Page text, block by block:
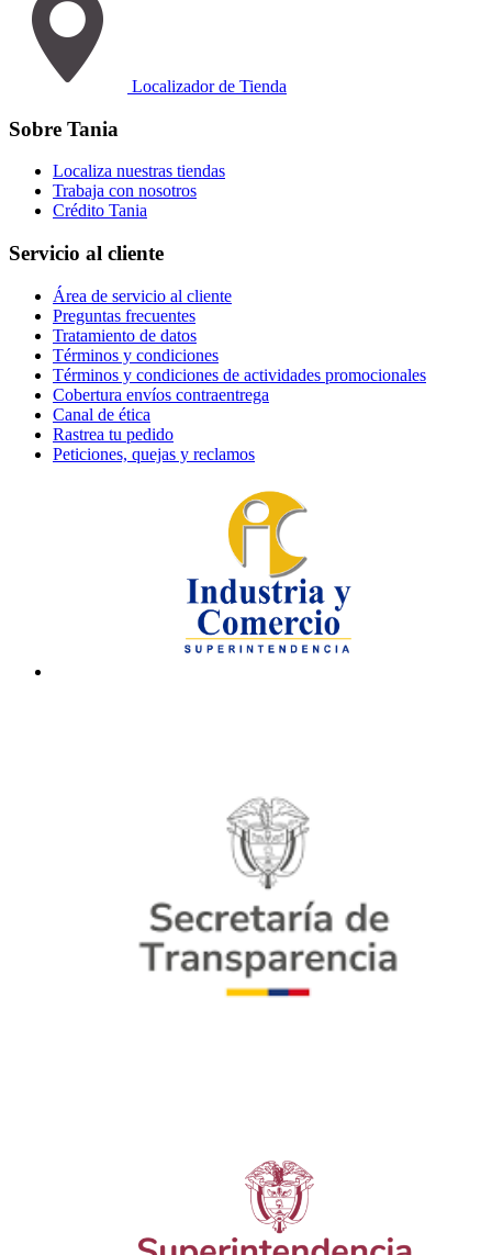
Localizador de Tienda
Sobre Tania
Localiza nuestras tiendas
Trabaja con nosotros
Crédito Tania
Servicio al cliente
Área de servicio al cliente
Preguntas frecuentes
Tratamiento de datos
Términos y condiciones
Términos y condiciones de actividades promocionales
Cobertura envíos contraentrega
Canal de ética
Rastrea tu pedido
Peticiones, quejas y reclamos